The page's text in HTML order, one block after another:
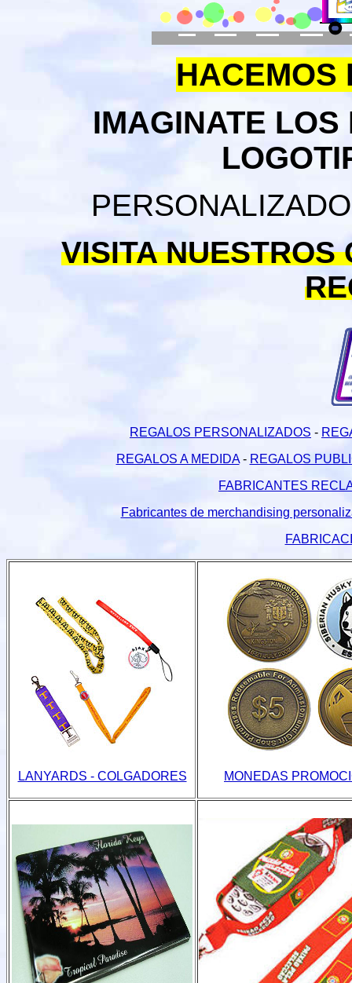
HACEMOS
IMAGINATE LOS
VISITA NUESTROS
REGALOS PERSONALIZADOS -
REGALOS A MEDIDA- REGALOS
FABRICANTES
Fabricantes de merchandising
LANYARDS - COLGADORES MONEDAS